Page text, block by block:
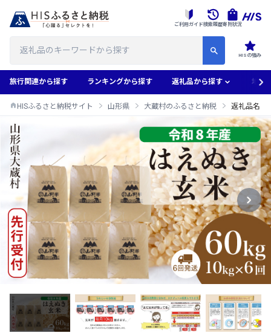
HISの強み
ご利用ガイド検索履歴寄附状況
旅行関連から探す ランキングから探す 返礼品から探す 地域
HISふるさと納税サイト 山形県 大蔵村のふるさと納税 返礼品名